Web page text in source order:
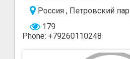
Россия , Петровский
179
Phone: +79260110248